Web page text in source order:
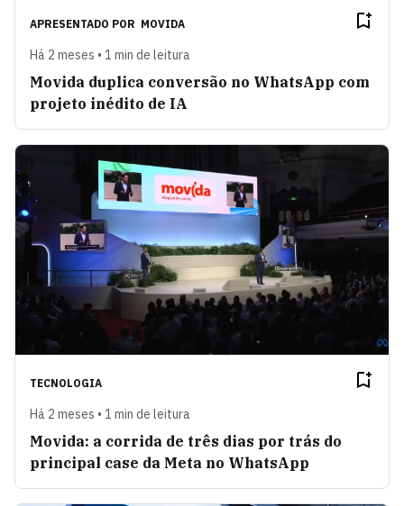
APRESENTADO POR MOVIDA
Há 2 meses • 1 min de leitura
Movida duplica conversão no WhatsApp com
projeto inédito de IA
TECNOLOGIA
Há 2 meses • 1 min de leitura
Movida: a corrida de três dias por trás do
principal case da Meta no WhatsApp